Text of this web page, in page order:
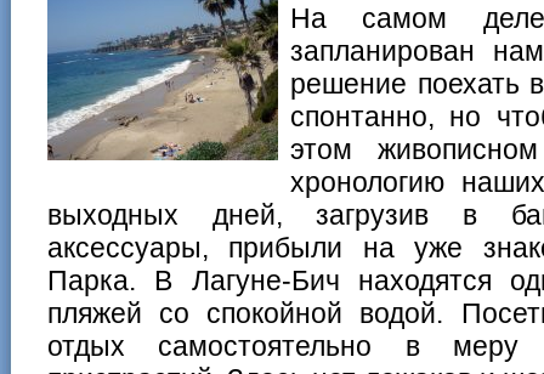
На самом
запланирован
решение поехать
спонтанно, но
этом
хронологию
выходных дней, загрузив в
аксессуары, прибыли на уже
Парка. В Лагуне-Бич находятся
пляжей со спокойной водой.
отдых самостоятельно в меру